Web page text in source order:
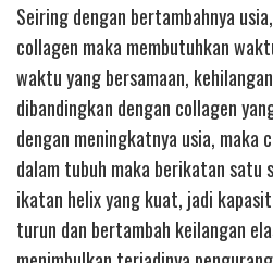
Seiring dengan bertambahnya
collagen maka membutuhkan
waktu yang bersamaan,
dibandingkan dengan collagen
dengan meningkatnya usia, maka
dalam tubuh maka berikatan satu
ikatan helix yang kuat, jadi
turun dan bertambah keilangan